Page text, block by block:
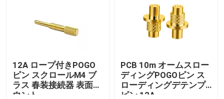
12A ロープ付きPOGO
ピン スクロールM4 ブ
ラス 春装接続器 表面マ
ウント
PCB 10m オームスロー
ディングPOGOピン ス
ローディングデテンプ
ピン 12A